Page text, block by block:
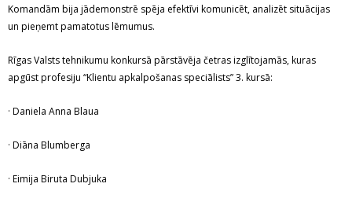
Komandām bija jādemonstrē spēja efektīvi komunicēt, analizēt situācijas
un pieņemt pamatotus lēmumus.
Rīgas Valsts tehnikumu konkursā pārstāvēja četras izglītojamās, kuras
apgūst profesiju “Klientu apkalpošanas speciālists” 3. kursā:
· Daniela Anna Blaua
· Diāna Blumberga
· Eimija Biruta Dubjuka